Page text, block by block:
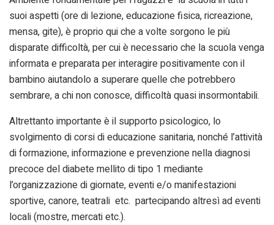
suoi aspetti (ore di lezione, educazione fisica, ricreazione,
mensa, gite), è proprio qui che a volte sorgono le più
disparate difficoltà, per cui è necessario che la scuola venga
informata e preparata per interagire positivamente con il
bambino aiutandolo a superare quelle che potrebbero
sembrare, a chi non conosce, difficoltà quasi insormontabili.
Altrettanto importante è il supporto psicologico, lo
svolgimento di corsi di educazione sanitaria, nonché l’attività
di formazione, informazione e prevenzione nella diagnosi
precoce del diabete mellito di tipo 1 mediante
l’organizzazione di giornate, eventi e/o manifestazioni
sportive, canore, teatrali etc. partecipando altresì ad eventi
locali (mostre, mercati etc.).